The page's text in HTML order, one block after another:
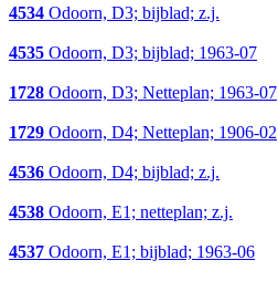
4534 Odoorn, D3; bijblad; z.j.
4535 Odoorn, D3; bijblad; 1963-07
1728 Odoorn, D3; Netteplan; 1963-07
1729 Odoorn, D4; Netteplan; 1906-02
4536 Odoorn, D4; bijblad; z.j.
4538 Odoorn, E1; netteplan; z.j.
4537 Odoorn, E1; bijblad; 1963-06